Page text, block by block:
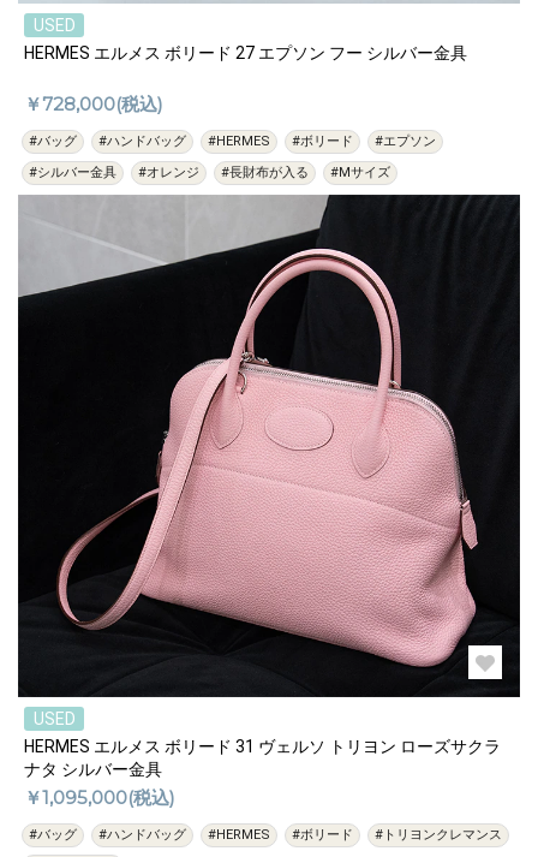
過去の特集をすべて見る>>
USED
HERMES エルメス ボリード 27 エプソン フー シルバー金具
￥728,000(税込)
#バッグ #ハンドバッグ #HERMES #ボリード
#エプソン
#シルバー金具
#オレンジ #長財布が入る #Mサイズ
USED
HERMES エルメス ボリード 31 ヴェルソ トリヨン ローズサクラ
ナタ シルバー金具
￥1,095,000(税込)
#バッグ #ハンドバッグ #HERMES #ボリード
#トリヨンクレマンス